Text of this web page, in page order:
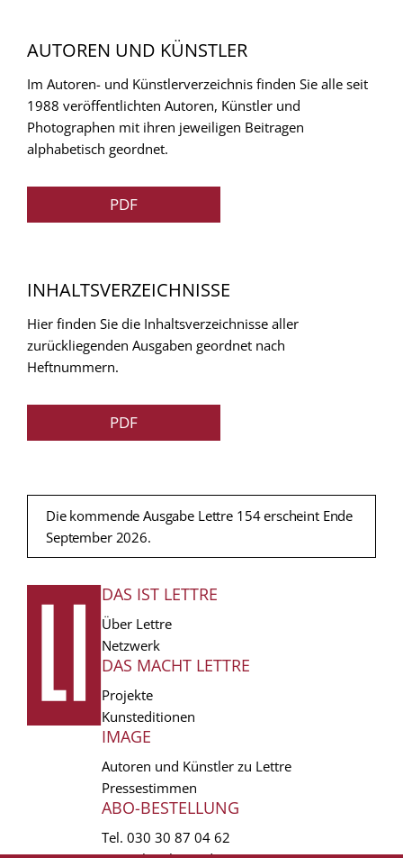
AUTOREN UND KÜNSTLER
Im Autoren- und Künstlerverzeichnis finden Sie alle seit
1988 veröffentlichten Autoren, Künstler und
Photographen mit ihren jeweiligen Beitragen
alphabetisch geordnet.
PDF
INHALTSVERZEICHNISSE
Hier finden Sie die Inhaltsverzeichnisse aller
zurückliegenden Ausgaben geordnet nach
Heftnummern.
PDF
Die kommende Ausgabe Lettre 154 erscheint Ende
September 2026.
FUSSZEILE
DAS IST LETTRE
Über Lettre
Netzwerk
DAS MACHT LETTRE
Projekte
Kunsteditionen
IMAGE
Autoren und Künstler zu Lettre
Pressestimmen
ABO-BESTELLUNG
Tel. 030 30 87 04 62